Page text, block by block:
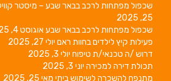
בבאר שבע – מיסטר קוויקלי בגרנד קניון אוגוסט
בבאר שבע אוגוסט 4, 2025
בחוות ראםיולי 27, 2025
יולי 3, 2025
יוני 3, 2025
ביתי מאי 25, 2025